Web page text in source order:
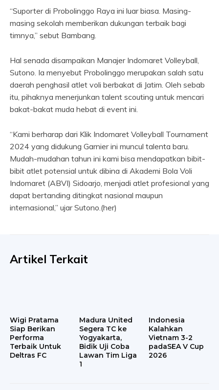
“Suporter di Probolinggo Raya ini luar biasa. Masing-
masing sekolah memberikan dukungan terbaik bagi
timnya,” sebut Bambang.
Hal senada disampaikan Manajer Indomaret Volleyball,
Sutono. Ia menyebut Probolinggo merupakan salah satu
daerah penghasil atlet voli berbakat di Jatim. Oleh sebab
itu, pihaknya menerjunkan talent scouting untuk mencari
bakat-bakat muda hebat di event ini.
“Kami berharap dari Klik Indomaret Volleyball Tournament
2024 yang didukung Garnier ini muncul talenta baru.
Mudah-mudahan tahun ini kami bisa mendapatkan bibit-
bibit atlet potensial untuk dibina di Akademi Bola Voli
Indomaret (ABVI) Sidoarjo, menjadi atlet profesional yang
dapat bertanding ditingkat nasional maupun
internasional,” ujar Sutono.(her)
Artikel Terkait
Wigi Pratama
Siap Berikan
Performa
Terbaik Untuk
Deltras FC
Madura United
Segera TC ke
Yogyakarta,
Bidik Uji Coba
Lawan Tim Liga
1
Indonesia
Kalahkan
Vietnam 3-2
padaSEA V Cup
2026